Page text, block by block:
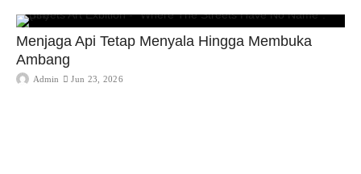
Menjaga Api Tetap Menyala Hingga Membuka
Ambang
Admin Jun 23, 2026